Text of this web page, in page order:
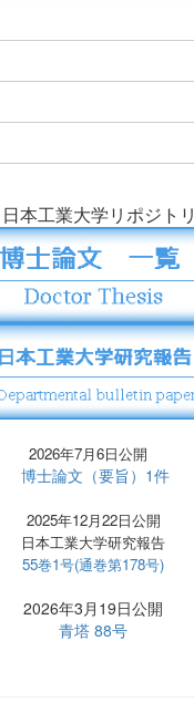
日本工業大学リポジトリ
2026年7月6日公開
博士論文（要旨）1件
2025年12月22日公開
日本工業大学研究報告
55巻1号(通巻第178号)
2026年3月19日公開
青塔 88号